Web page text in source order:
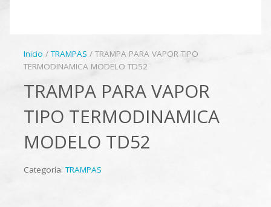
Inicio /TRAMPAS / TRAMPA PARA VAPOR TIPO
TERMODINAMICA MODELO TD52
TRAMPA PARA VAPOR
TIPO TERMODINAMICA
MODELO TD52
Categoría:TRAMPAS